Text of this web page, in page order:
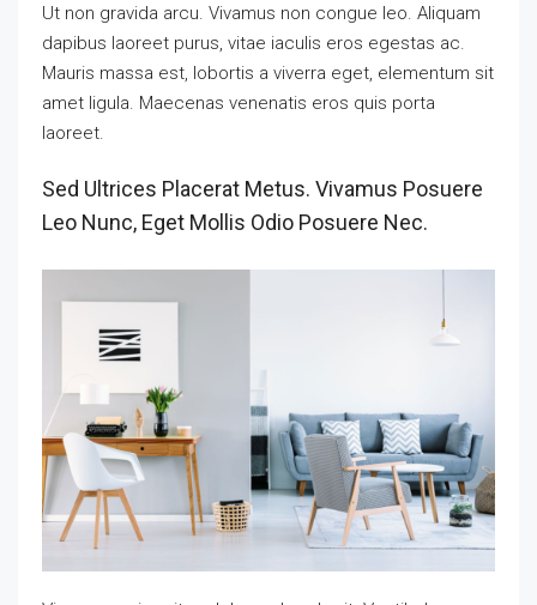
Ut non gravida arcu. Vivamus non congue leo. Aliquam
dapibus laoreet purus, vitae iaculis eros egestas ac.
Mauris massa est, lobortis a viverra eget, elementum sit
amet ligula. Maecenas venenatis eros quis porta
laoreet.
Sed Ultrices Placerat Metus. Vivamus Posuere
Leo Nunc, Eget Mollis Odio Posuere Nec.